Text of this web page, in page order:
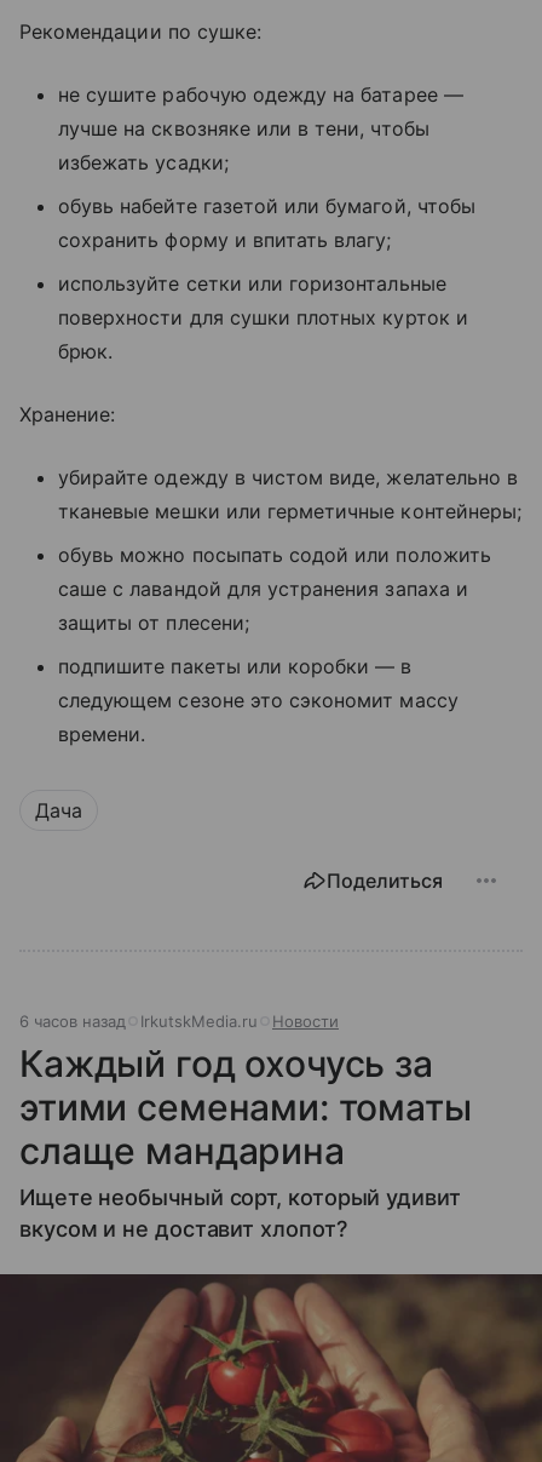
Рекомендации по сушке:
не сушите рабочую одежду на батарее —
лучше на сквозняке или в тени, чтобы
избежать усадки;
обувь набейте газетой или бумагой, чтобы
сохранить форму и впитать влагу;
используйте сетки или горизонтальные
поверхности для сушки плотных курток и
брюк.
Хранение:
убирайте одежду в чистом виде, желательно в
тканевые мешки или герметичные контейнеры;
обувь можно посыпать содой или положить
саше с лавандой для устранения запаха и
защиты от плесени;
подпишите пакеты или коробки — в
следующем сезоне это сэкономит массу
времени.
Дача
Поделиться
6 часов назад IrkutskMedia.ru Новости
Каждый год охочусь за
этими семенами: томаты
слаще мандарина
Ищете необычный сорт, который удивит
вкусом и не доставит хлопот?